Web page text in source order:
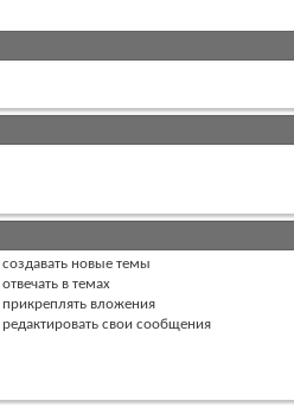
создавать новые темы
отвечать в темах
прикреплять вложения
редактировать свои сообщения